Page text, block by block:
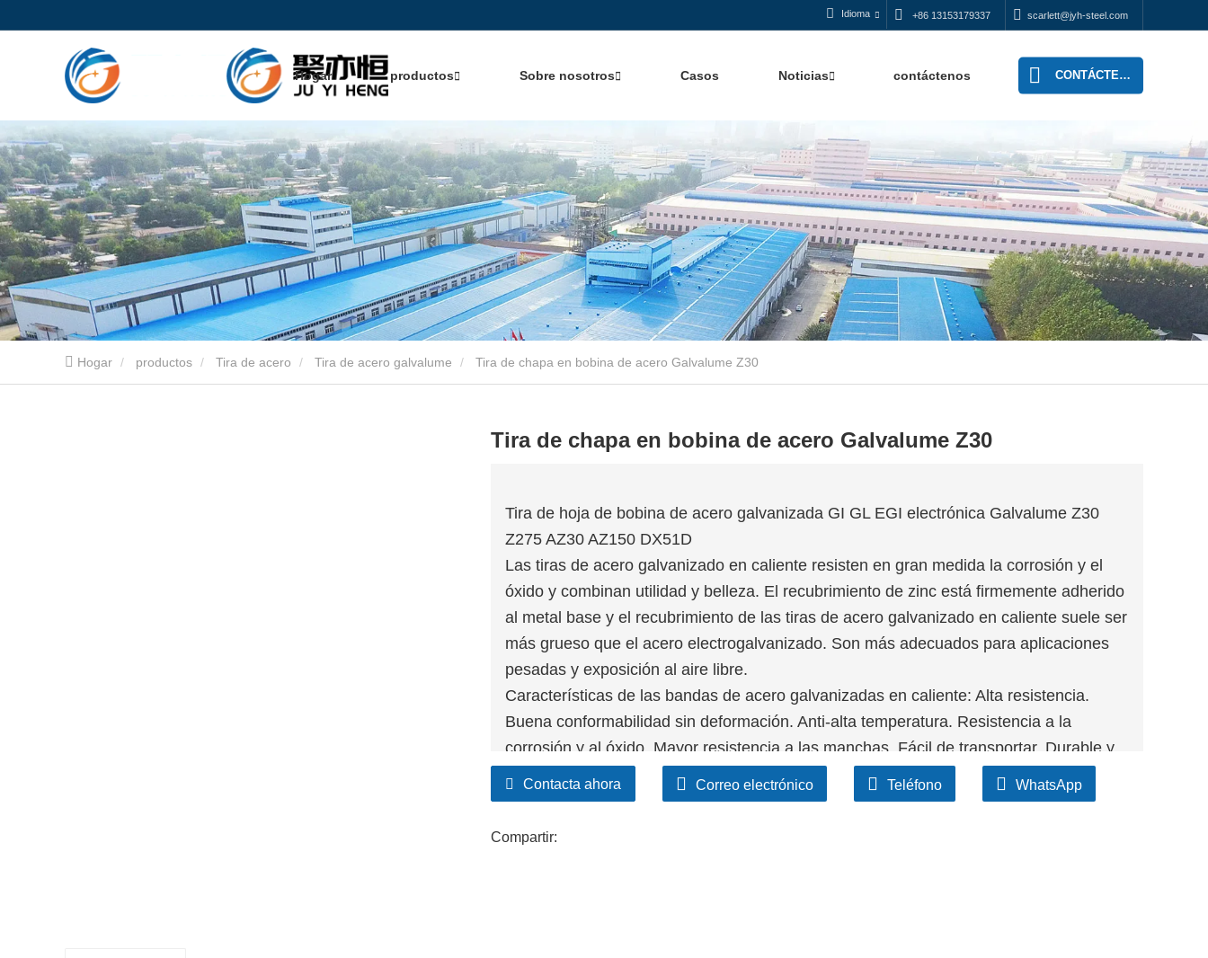
Idioma +86 13153179337 scarlett@jyh-steel.com
Hogar productos Sobre nosotros Casos Noticias contáctenos CONTÁCTENOS
Hogar productos Tira de acero Tira de acero galvalume Tira de chapa en bobina de acero Galvalume Z30
Tira de chapa en bobina de acero Galvalume Z30
Tira de hoja de bobina de acero galvanizada GI GL EGI electrónica Galvalume Z30
Z275 AZ30 AZ150 DX51D
Las tiras de acero galvanizado en caliente resisten en gran medida la corrosión y el
óxido y combinan utilidad y belleza. El recubrimiento de zinc está firmemente adherido
al metal base y el recubrimiento de las tiras de acero galvanizado en caliente suele ser
más grueso que el acero electrogalvanizado. Son más adecuados para aplicaciones
pesadas y exposición al aire libre.
Características de las bandas de acero galvanizadas en caliente: Alta resistencia.
Buena conformabilidad sin deformación. Anti-alta temperatura. Resistencia a la
corrosión y al óxido. Mayor resistencia a las manchas. Fácil de transportar. Durable y
de larga vida útil.
Contacta ahora Correo electrónico Teléfono WhatsApp
Compartir: